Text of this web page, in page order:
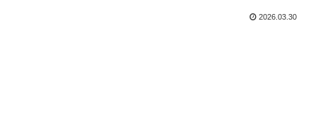
2026.03.30